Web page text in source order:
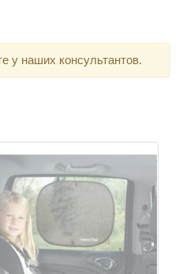
у наших консультантов.